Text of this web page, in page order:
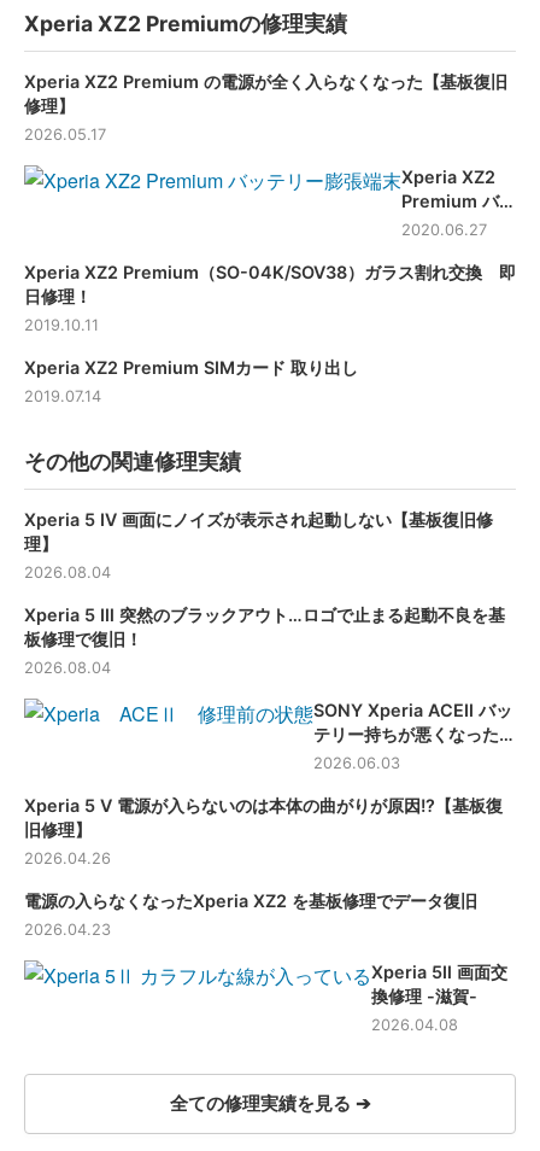
Xperia XZ2 Premiumの修理実績
Xperia XZ2 Premium の電源が全く入らなくなった【基板復旧
修理】
2026.05.17
Xperia XZ2
Premium バッ
テリー 膨張 修
2020.06.27
Xperia XZ2 Premium（SO-04K/SOV38）ガラス割れ交換 即
日修理！
2019.10.11
Xperia XZ2 Premium SIMカード 取り出し
2019.07.14
その他の関連修理実績
Xperia 5 Ⅳ 画面にノイズが表示され起動しない【基板復旧修
理】
2026.08.04
Xperia 5 Ⅲ 突然のブラックアウト…ロゴで止まる起動不良を基
板修理で復旧！
2026.08.04
SONY Xperia ACEⅡ バッ
テリー持ちが悪くなった端
末のバッテリー交換修理
2026.06.03
Xperia 5 Ⅴ 電源が入らないのは本体の曲がりが原因!?【基板復
旧修理】
2026.04.26
電源の入らなくなったXperia XZ2 を基板修理でデータ復旧
2026.04.23
Xperia 5Ⅱ 画面交
換修理 -滋賀-
2026.04.08
全ての修理実績を見る ➔